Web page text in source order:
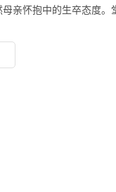
亲怀抱中的生卒态度。